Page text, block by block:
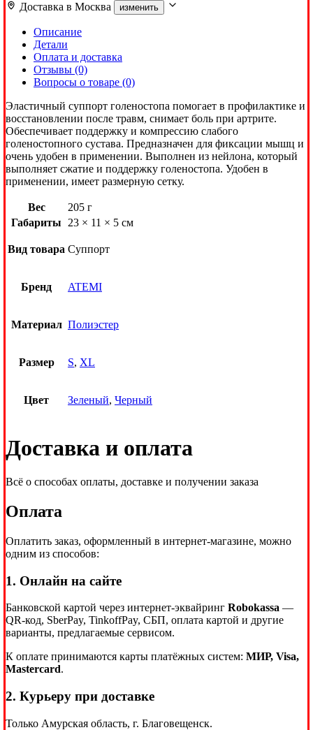
Доставка в Москва изменить
Описание
Детали
Оплата и доставка
Отзывы (0)
Вопросы о товаре (0)
Эластичный суппорт голеностопа помогает в профилактике и
восстановлении после травм, снимает боль при артрите.
Обеспечивает поддержку и компрессию слабого
голеностопного сустава. Предназначен для фиксации мышц и
очень удобен в применении. Выполнен из нейлона, который
выполняет сжатие и поддержку голеностопа. Удобен в
применении, имеет размерную сетку.
Вес
205 г
Габариты
23 × 11 × 5 см
Вид товара Суппорт
Бренд ATEMI
Материал Полиэстер
Размер S, XL
Цвет Зеленый, Черный
Доставка и оплата
Всё о способах оплаты, доставке и получении заказа
Оплата
Оплатить заказ, оформленный в интернет-магазине, можно
одним из способов:
1. Онлайн на сайте
Банковской картой через интернет-эквайринг Robokassa —
QR-код, SberPay, TinkoffPay, СБП, оплата картой и другие
варианты, предлагаемые сервисом.
К оплате принимаются карты платёжных систем: МИР, Visa,
Mastercard.
2. Курьеру при доставке
Только Амурская область, г. Благовещенск.